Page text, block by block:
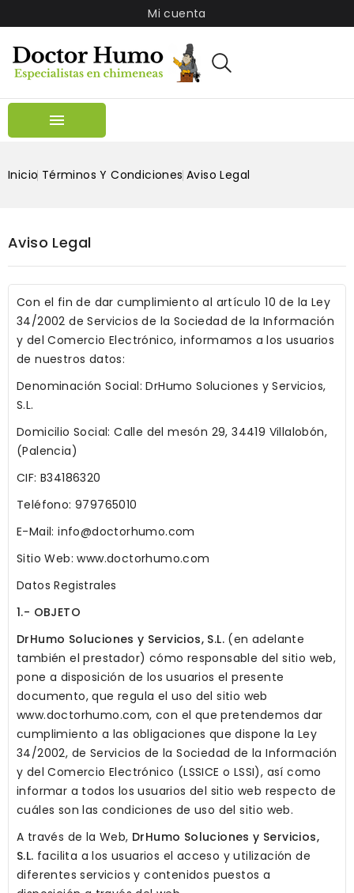
Mi cuenta

Inicio Términos Y Condiciones Aviso Legal
Aviso Legal
Con el fin de dar cumplimiento al artículo 10 de la Ley
34/2002 de Servicios de la Sociedad de la Información
y del Comercio Electrónico, informamos a los usuarios
de nuestros datos:
Denominación Social: DrHumo Soluciones y Servicios,
S.L.
Domicilio Social: Calle del mesón 29, 34419 Villalobón,
(Palencia)
CIF: B34186320
Teléfono: 979765010
E-Mail: info@doctorhumo.com
Sitio Web: www.doctorhumo.com
Datos Registrales
1.- OBJETO
DrHumo Soluciones y Servicios, S.L. (en adelante
también el prestador) cómo responsable del sitio web,
pone a disposición de los usuarios el presente
documento, que regula el uso del sitio web
www.doctorhumo.com, con el que pretendemos dar
cumplimiento a las obligaciones que dispone la Ley
34/2002, de Servicios de la Sociedad de la Información
y del Comercio Electrónico (LSSICE o LSSI), así como
informar a todos los usuarios del sitio web respecto de
cuáles son las condiciones de uso del sitio web.
A través de la Web, DrHumo Soluciones y Servicios,
S.L. facilita a los usuarios el acceso y utilización de
diferentes servicios y contenidos puestos a